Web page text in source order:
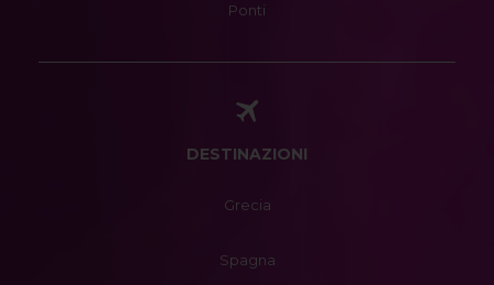
Ponti
DESTINAZIONI
Grecia
Spagna